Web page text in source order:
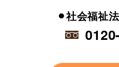
⚫︎社会福祉